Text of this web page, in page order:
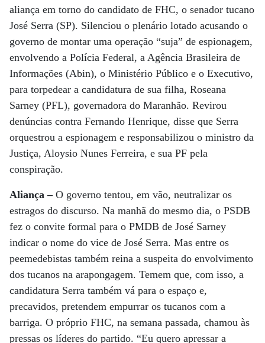
aliança em torno do candidato de FHC, o senador tucano
José Serra (SP). Silenciou o plenário lotado acusando o
governo de montar uma operação “suja” de espionagem,
envolvendo a Polícia Federal, a Agência Brasileira de
Informações (Abin), o Ministério Público e o Executivo,
para torpedear a candidatura de sua filha, Roseana
Sarney (PFL), governadora do Maranhão. Revirou
denúncias contra Fernando Henrique, disse que Serra
orquestrou a espionagem e responsabilizou o ministro da
Justiça, Aloysio Nunes Ferreira, e sua PF pela
conspiração.
Aliança – O governo tentou, em vão, neutralizar os
estragos do discurso. Na manhã do mesmo dia, o PSDB
fez o convite formal para o PMDB de José Sarney
indicar o nome do vice de José Serra. Mas entre os
peemedebistas também reina a suspeita do envolvimento
dos tucanos na arapongagem. Temem que, com isso, a
candidatura Serra também vá para o espaço e,
precavidos, pretendem empurrar os tucanos com a
barriga. O próprio FHC, na semana passada, chamou às
pressas os líderes do partido. “Eu quero apressar a